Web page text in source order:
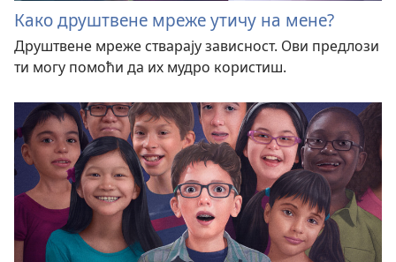
Како друштвене мреже утичу на мене?
Друштвене мреже стварају зависност. Ови предлози
ти могу помоћи да их мудро користиш.